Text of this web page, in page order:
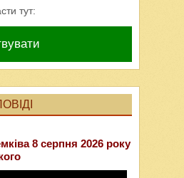
тут:
8 серпня 2026 року